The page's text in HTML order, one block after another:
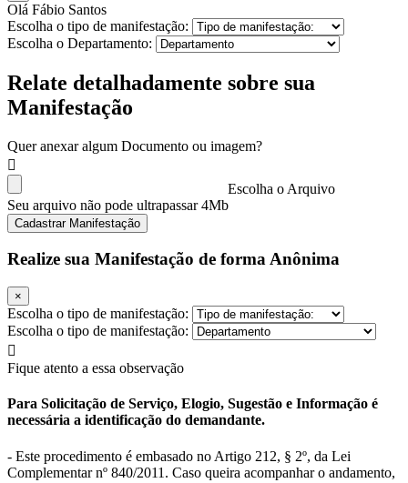
Olá Fábio Santos
Escolha o tipo de manifestação:
Escolha o Departamento:
Relate detalhadamente sobre sua
Manifestação
Quer anexar algum Documento ou imagem?
Escolha o Arquivo
Seu arquivo não pode ultrapassar 4Mb
Cadastrar Manifestação
Realize sua Manifestação de forma Anônima
×
Escolha o tipo de manifestação:
Escolha o tipo de manifestação:
Fique atento a essa observação
Para Solicitação de Serviço, Elogio, Sugestão e Informação é
necessária a identificação do demandante.
- Este procedimento é embasado no Artigo 212, § 2º, da Lei
Complementar nº 840/2011. Caso queira acompanhar o andamento,